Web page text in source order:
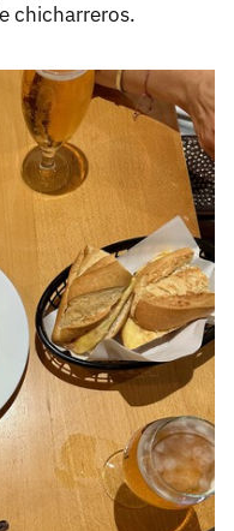
chicharreros.